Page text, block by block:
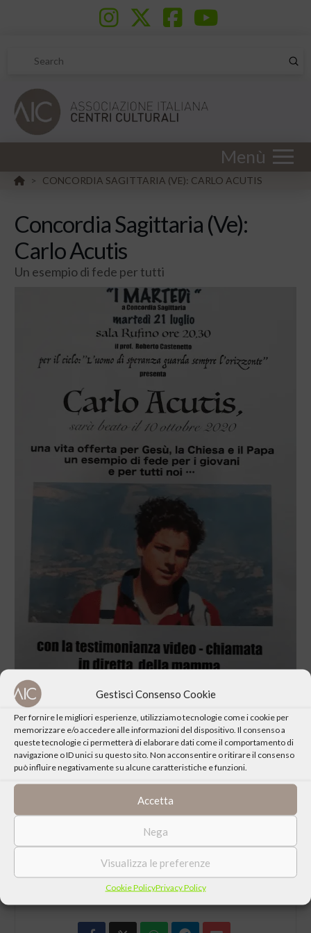
Gestisci Consenso Cookie
Per fornire le migliori esperienze, utilizziamo tecnologie come i cookie per
memorizzare e/o accedere alle informazioni del dispositivo. Il consenso a
queste tecnologie ci permetterà di elaborare dati come il comportamento di
navigazione o ID unici su questo sito. Non acconsentire o ritirare il consenso
può influire negativamente su alcune caratteristiche e funzioni.
Accetta
Nega
Visualizza le preferenze
Cookie PolicyPrivacy Policy
Search
Menù
HOME
> CONCORDIA SAGITTARIA (VE): CARLO ACUTIS
Concordia Sagittaria (Ve):
Carlo Acutis
Un esempio di fede per tutti
Una vita offerta per Gesù, la Chiesa e il Papa, un esempio di fede
per i giovani e per tutti noi.
Con la testimonianza video – chiamata in diretta della mamma.
Interviene: Prof. Roberto Castenetto
CONDIVIDI QUESTO EVENTO